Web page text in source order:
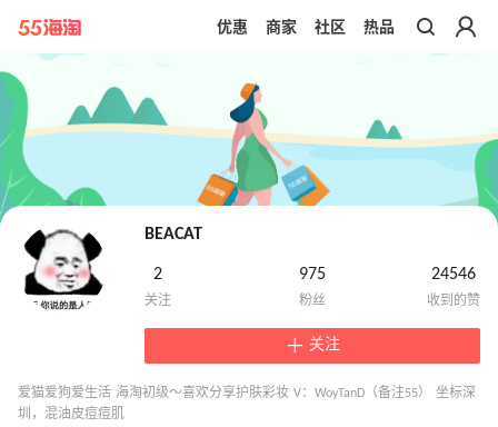
带你去官网买正品
优惠 商家 社区 热品
BEACAT
2 975 24546
关注
爱猫爱狗爱生活 海淘初级～喜欢分享护肤彩妆 V：WoyTanD（备注55） 坐标深
圳，混油皮痘痘肌